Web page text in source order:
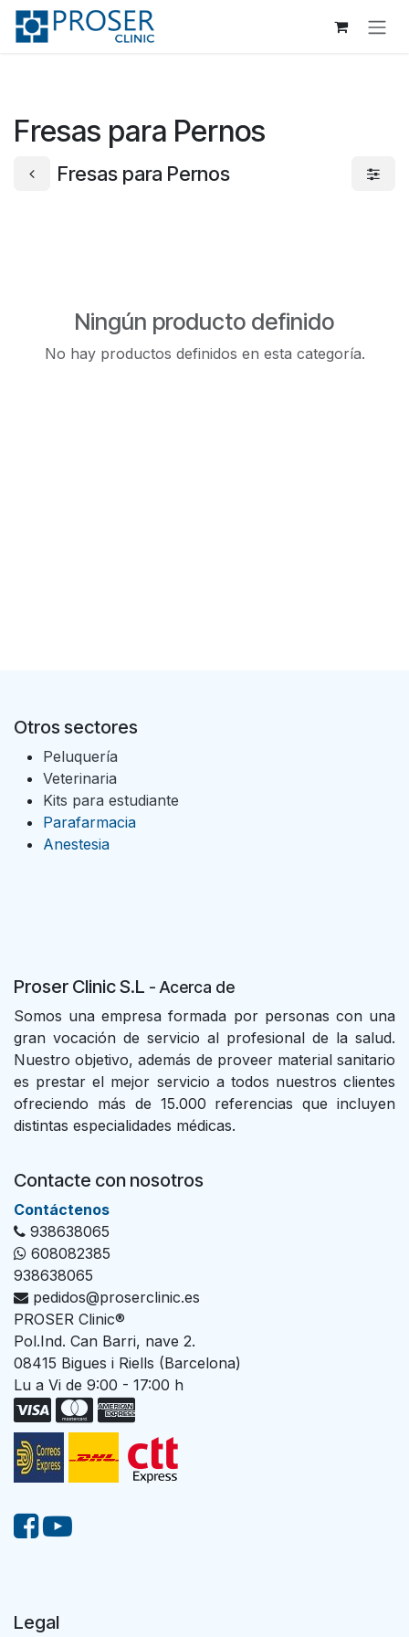
Ir al contenido
Fresas para Pernos
Fresas para Pernos
Ningún producto definido
No hay productos definidos en esta categoría.
Otros sectores
Peluquería
Veterinaria
Kits para estudiante
Parafarmacia
Anestesia
Proser Clinic S.L - Acerca de
Somos una empresa formada por personas con una
gran vocación de servicio al profesional de la salud.
Nuestro objetivo, además de proveer material sanitario
es prestar el mejor servicio a todos nuestros clientes
ofreciendo más de 15.000 referencias que incluyen
distintas especialidades médicas.
Contacte con nosotros
Con​tác​tenos
938638065
608082385
938638065
pedidos@proserclinic.es
PROSER Clinic®
Pol.Ind. Can Barri, nave 2.
08415 Bigues i Riells (Barcelona)
Lu a Vi de 9:00 - 17:00 h
Legal